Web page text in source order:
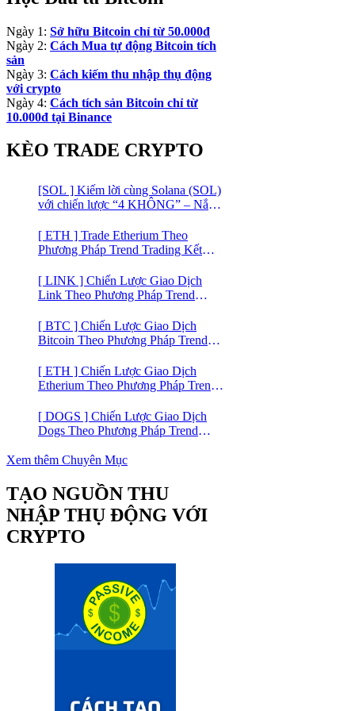
Ngày 1: Sở hữu Bitcoin chỉ từ 50.000đ
Ngày 2: Cách Mua tự động Bitcoin tích
sản
Ngày 3: Cách kiếm thu nhập thụ động
với crypto
Ngày 4: Cách tích sản Bitcoin chỉ từ
10.000đ tại Binance
KÈO TRADE CRYPTO
[SOL ] Kiếm lời cùng Solana (SOL)
với chiến lược “4 KHÔNG” – Nắm
lý
[ ETH ] Trade Etherium Theo
Phương Pháp Trend Trading Kết
[ LINK ] Chiến Lược Giao Dịch
Link Theo Phương Pháp Trend
[ BTC ] Chiến Lược Giao Dịch
Bitcoin Theo Phương Pháp Trend
[ ETH ] Chiến Lược Giao Dịch
Etherium Theo Phương Pháp Trend
[ DOGS ] Chiến Lược Giao Dịch
Dogs Theo Phương Pháp Trend
Yết trên Binance
Xem thêm Chuyên Mục
TẠO NGUỒN THU
NHẬP THỤ ĐỘNG VỚI
CRYPTO